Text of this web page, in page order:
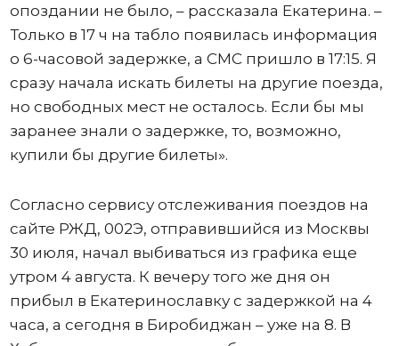
опоздании не было, – рассказала Екатерина. –
Только в 17 ч на табло появилась информация
о 6-часовой задержке, а СМС пришло в 17:15. Я
сразу начала искать билеты на другие поезда,
но свободных мест не осталось. Если бы мы
заранее знали о задержке, то, возможно,
купили бы другие билеты».
Согласно сервису отслеживания поездов на
сайте РЖД, 002Э, отправившийся из Москвы
30 июля, начал выбиваться из графика еще
утром 4 августа. К вечеру того же дня он
прибыл в Екатеринославку с задержкой на 4
часа, а сегодня в Биробиджан – уже на 8. В